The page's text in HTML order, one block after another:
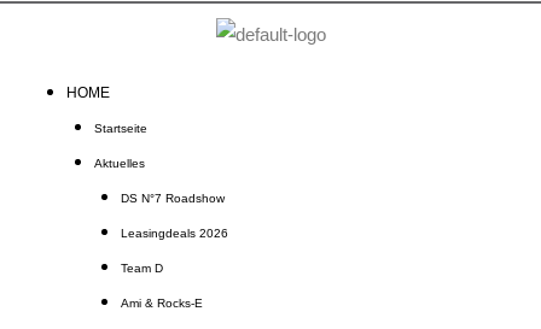
HOME
Startseite
Aktuelles
DS N°7 Roadshow
Leasingdeals 2026
Team D
Ami & Rocks-E